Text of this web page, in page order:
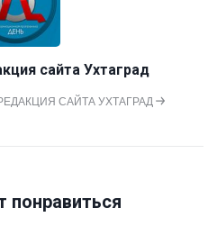
сайта Ухтаград
САЙТА УХТАГРАД